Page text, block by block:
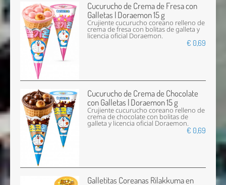
Cucurucho de Crema de Fresa con
Galletas | Doraemon 15 g
Crujiente cucurucho coreano relleno de
crema de fresa con bolitas de galleta y
licencia oficial Doraemon.
€ 0,69
Cucurucho de Crema de Chocolate
con Galletas | Doraemon 15 g
Crujiente cucurucho coreano relleno de
crema de chocolate con bolitas de
galleta y licencia oficial Doraemon.
€ 0,69
Galletitas Coreanas Rilakkuma en